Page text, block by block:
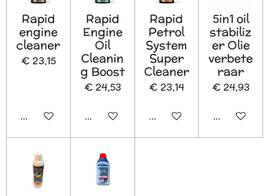
Rapid
engine
cleaner
€ 23,15
In winkelwagen
Rapid
Engine
Oil
Cleanin
g Boost
€ 24,53
In winkelwagen
Rapid
Petrol
System
Super
Cleaner
€ 23,14
In winkelwagen
5in1 oil
stabiliz
er Olie
verbete
raar
€ 24,93
In